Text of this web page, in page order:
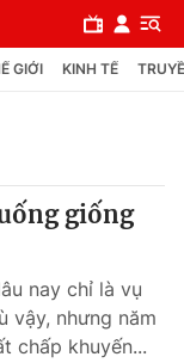
GIỚI KINH TẾ
giống
nay chỉ là vụ
vậy, nhưng năm
chấp khuyến...